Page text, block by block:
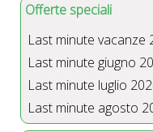
Offerte speciali
Last minute vacanze
Last minute giugno
Last minute luglio
Last minute agosto